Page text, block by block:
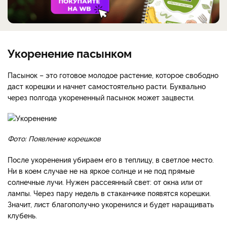
Укоренение пасынком
Пасынок – это готовое молодое растение, которое свободно
даст корешки и начнет самостоятельно расти. Буквально
через полгода укорененный пасынок может зацвести.
Фото: Появление корешков
После укоренения убираем его в теплицу, в светлое место.
Ни в коем случае не на яркое солнце и не под прямые
солнечные лучи. Нужен рассеянный свет: от окна или от
лампы. Через пару недель в стаканчике появятся корешки.
Значит, лист благополучно укоренился и будет наращивать
клубень.